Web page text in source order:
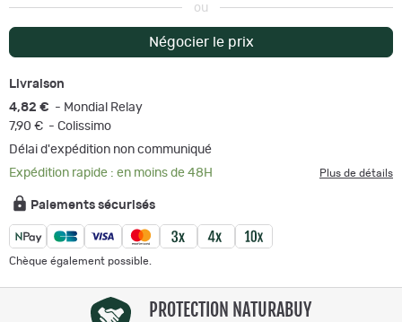
ou
Négocier le prix
Livraison
4,82 € - Mondial Relay
7,90 € - Colissimo
Délai d'expédition non communiqué
Expédition rapide : en moins de 48H
Plus de détails
Paiements sécurisés
Chèque également possible.
PROTECTION NATURABUY